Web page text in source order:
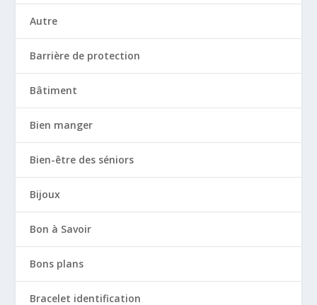
Autre
Barrière de protection
Bâtiment
Bien manger
Bien-être des séniors
Bijoux
Bon à Savoir
Bons plans
Bracelet identification